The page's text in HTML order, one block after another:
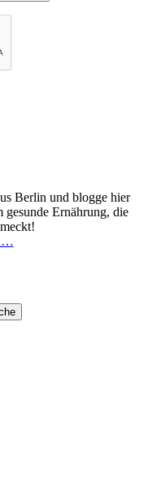
Berlin und blogge hier
gesunde Ernährung, die